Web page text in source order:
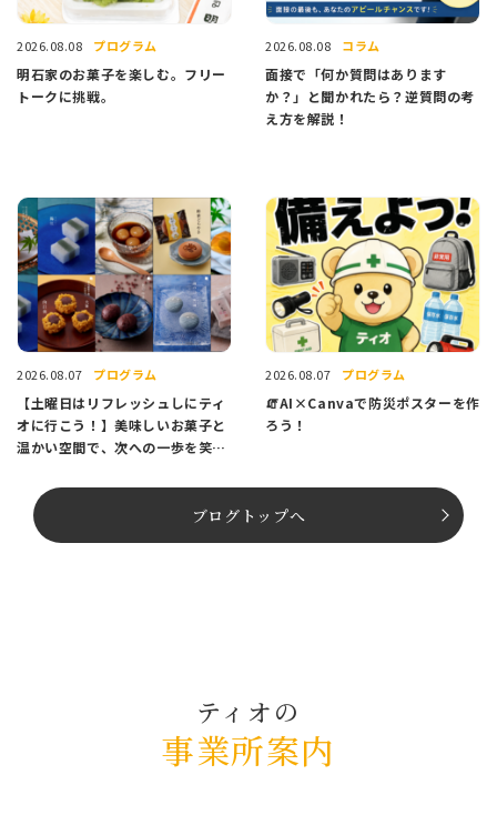
2026.08.08 プログラム
明石家のお菓子を楽しむ。フリー
トークに挑戦。
2026.08.08 コラム
面接で「何か質問はあります
か？」と聞かれたら？逆質問の考
え方を解説！
2026.08.07 プログラム
【土曜日はリフレッシュしにティ
オに行こう！】美味しいお菓子と
温かい空間で、次への一歩を笑顔
2026.08.07 プログラム
🧯AI×Canvaで防災ポスターを作
ろう！
ブログトップへ
ティオの
事業所案内